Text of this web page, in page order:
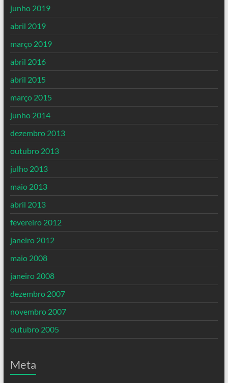
junho 2019
abril 2019
março 2019
abril 2016
abril 2015
março 2015
junho 2014
dezembro 2013
outubro 2013
julho 2013
maio 2013
abril 2013
fevereiro 2012
janeiro 2012
maio 2008
janeiro 2008
dezembro 2007
novembro 2007
outubro 2005
Meta